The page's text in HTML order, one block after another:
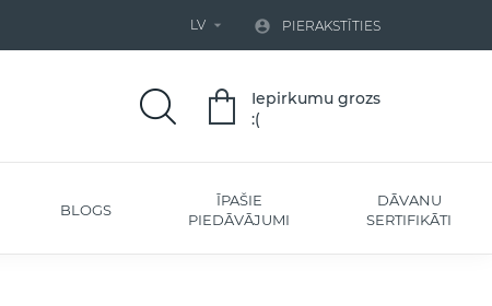
LV   PIERAKSTĪTIES
Iepirkumu grozs
:(
BLOGS
ĪPAŠIE
PIEDĀVĀJUMI
DĀVANU
SERTIFIKĀTI